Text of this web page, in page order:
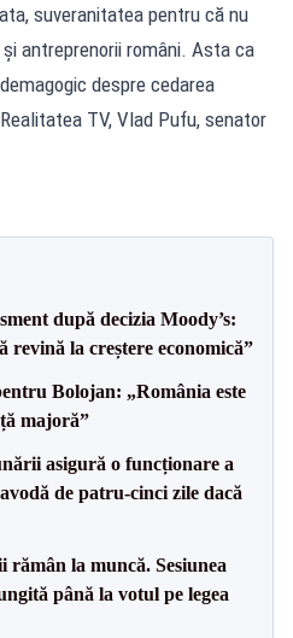
suveranitatea pentru că nu
antreprenorii români. Asta ca
despre cedarea
TV, Vlad Pufu, senator
după decizia Moody’s:
revină la creștere economică”
Bolojan: „România este
majoră”
asigură o funcționare a
de patru-cinci zile dacă
rămân la muncă. Sesiunea
până la votul pe legea